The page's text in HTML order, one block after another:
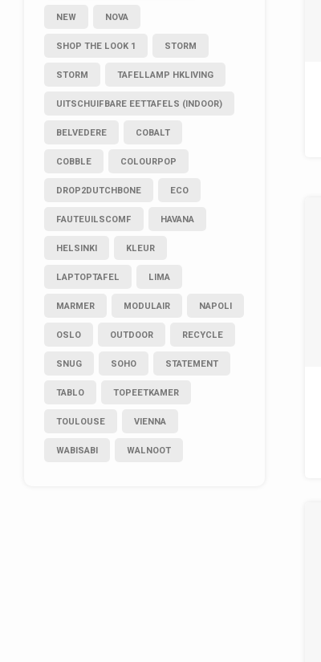
NEW NOVA
SHOP THE LOOK 1 STORM
STORM TAFELLAMP HKLIVING
UITSCHUIFBARE EETTAFELS (INDOOR)
BELVEDERE COBALT
COBBLE COLOURPOP
DROP2DUTCHBONE ECO
FAUTEUILSCOMF HAVANA
HELSINKI KLEUR
LAPTOPTAFEL LIMA
MARMER MODULAIR NAPOLI
OSLO OUTDOOR RECYCLE
SNUG SOHO STATEMENT
TABLO TOPEETKAMER
TOULOUSE VIENNA
WABISABI WALNOOT